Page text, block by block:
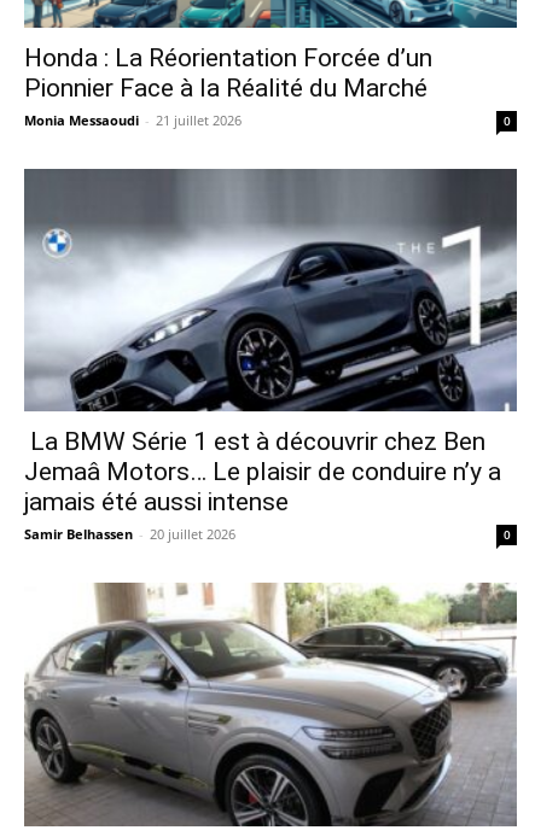
Honda : La Réorientation Forcée d’un
Pionnier Face à la Réalité du Marché
Monia Messaoudi - 21 juillet 2026 0
La BMW Série 1 est à découvrir chez Ben
Jemaâ Motors… Le plaisir de conduire n’y a
jamais été aussi intense
Samir Belhassen - 20 juillet 2026 0